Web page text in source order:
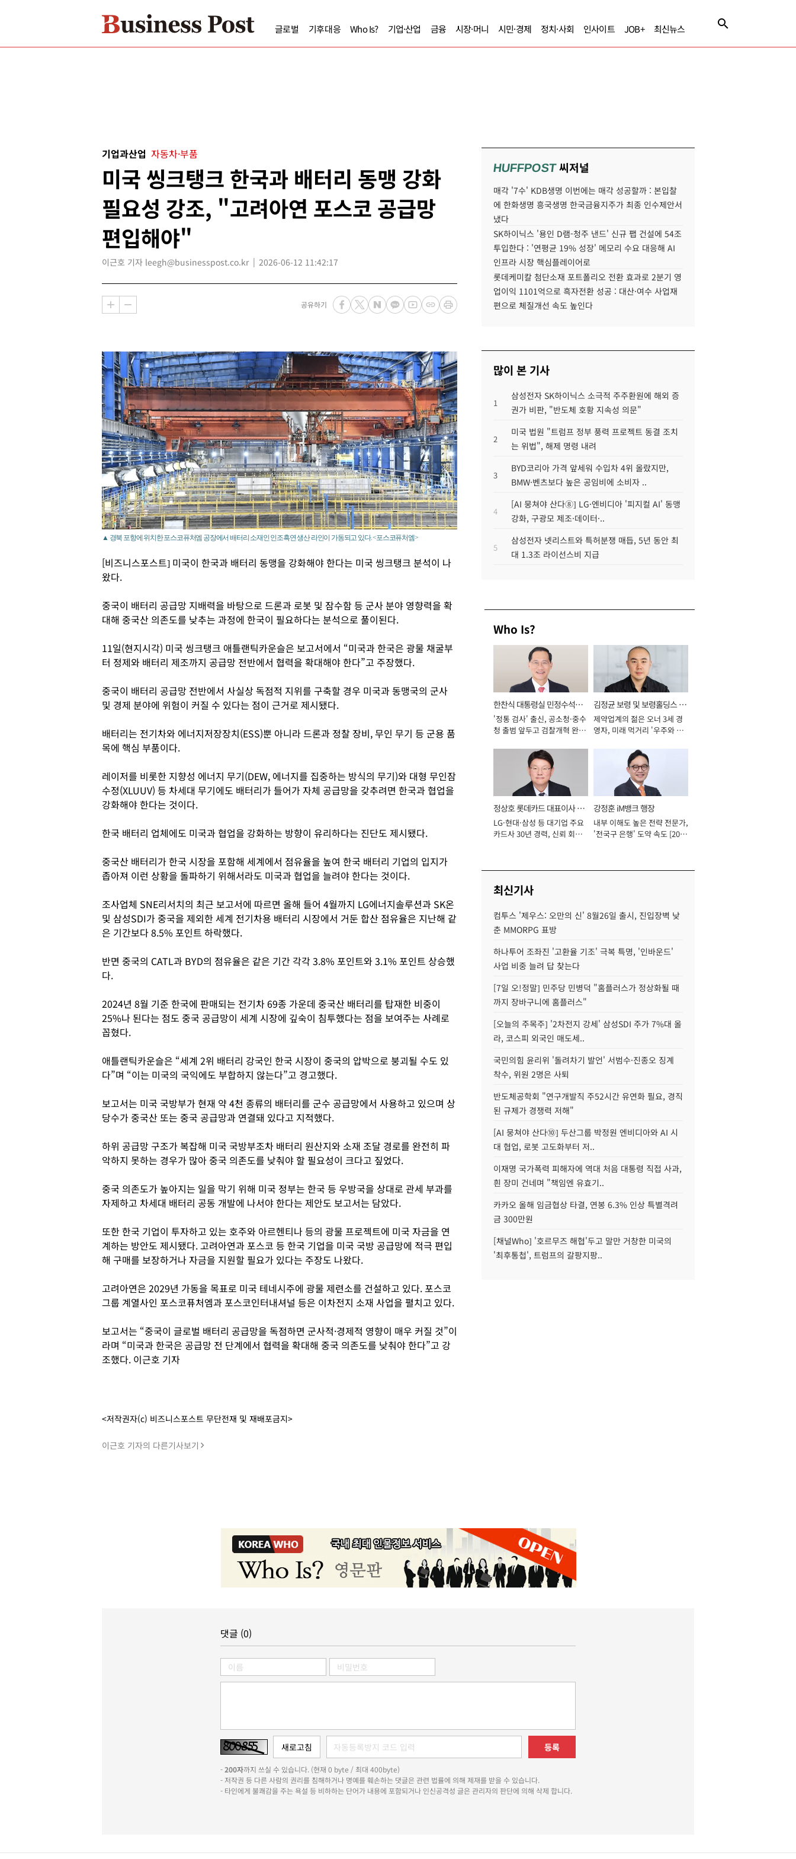
글로벌 기후대응 Who Is? 기업·산업 금융 시장·머니 시민·경제 정치·사회 인사이트 JOB+ 최신뉴스
기업과산업 자동차·부품
미국 씽크탱크 한국과 배터리 동맹 강화
필요성 강조, "고려아연 포스코 공급망
편입해야"
이근호 기자 leegh@businesspost.co.kr 2026-06-12 11:42:17
공유하기
▲ 경북 포항에 위치한 포스코퓨처엠 공장에서 배터리 소재인 인조흑연 생산 라인이 가동되고 있다. <포스코퓨처엠>
[비즈니스포스트] 미국이 한국과 배터리 동맹을 강화해야 한다는 미국 씽크탱크 분석이 나
왔다.
중국이 배터리 공급망 지배력을 바탕으로 드론과 로봇 및 잠수함 등 군사 분야 영향력을 확
대해 중국산 의존도를 낮추는 과정에 한국이 필요하다는 분석으로 풀이된다.
11일(현지시각) 미국 씽크탱크 애틀랜틱카운슬은 보고서에서 “미국과 한국은 광물 채굴부
터 정제와 배터리 제조까지 공급망 전반에서 협력을 확대해야 한다”고 주장했다.
중국이 배터리 공급망 전반에서 사실상 독점적 지위를 구축할 경우 미국과 동맹국의 군사
및 경제 분야에 위험이 커질 수 있다는 점이 근거로 제시됐다.
배터리는 전기차와 에너지저장장치(ESS)뿐 아니라 드론과 정찰 장비, 무인 무기 등 군용 품
목에 핵심 부품이다.
레이저를 비롯한 지향성 에너지 무기(DEW, 에너지를 집중하는 방식의 무기)와 대형 무인잠
수정(XLUUV) 등 차세대 무기에도 배터리가 들어가 자체 공급망을 갖추려면 한국과 협업을
강화해야 한다는 것이다.
한국 배터리 업체에도 미국과 협업을 강화하는 방향이 유리하다는 진단도 제시됐다.
중국산 배터리가 한국 시장을 포함해 세계에서 점유율을 높여 한국 배터리 기업의 입지가
좁아져 이런 상황을 돌파하기 위해서라도 미국과 협업을 늘려야 한다는 것이다.
조사업체 SNE리서치의 최근 보고서에 따르면 올해 들어 4월까지 LG에너지솔루션과 SK온
및 삼성SDI가 중국을 제외한 세계 전기차용 배터리 시장에서 거둔 합산 점유율은 지난해 같
은 기간보다 8.5% 포인트 하락했다.
반면 중국의 CATL과 BYD의 점유율은 같은 기간 각각 3.8% 포인트와 3.1% 포인트 상승했
다.
2024년 8월 기준 한국에 판매되는 전기차 69종 가운데 중국산 배터리를 탑재한 비중이
25%나 된다는 점도 중국 공급망이 세계 시장에 깊숙이 침투했다는 점을 보여주는 사례로
꼽혔다.
애틀랜틱카운슬은 “세계 2위 배터리 강국인 한국 시장이 중국의 압박으로 붕괴될 수도 있
다”며 “이는 미국의 국익에도 부합하지 않는다”고 경고했다.
보고서는 미국 국방부가 현재 약 4천 종류의 배터리를 군수 공급망에서 사용하고 있으며 상
당수가 중국산 또는 중국 공급망과 연결돼 있다고 지적했다.
하위 공급망 구조가 복잡해 미국 국방부조차 배터리 원산지와 소재 조달 경로를 완전히 파
악하지 못하는 경우가 많아 중국 의존도를 낮춰야 할 필요성이 크다고 짚었다.
중국 의존도가 높아지는 일을 막기 위해 미국 정부는 한국 등 우방국을 상대로 관세 부과를
자제하고 차세대 배터리 공동 개발에 나서야 한다는 제안도 보고서는 담았다.
또한 한국 기업이 투자하고 있는 호주와 아르헨티나 등의 광물 프로젝트에 미국 자금을 연
계하는 방안도 제시됐다. 고려아연과 포스코 등 한국 기업을 미국 국방 공급망에 적극 편입
해 구매를 보장하거나 자금을 지원할 필요가 있다는 주장도 나왔다.
고려아연은 2029년 가동을 목표로 미국 테네시주에 광물 제련소를 건설하고 있다. 포스코
그룹 계열사인 포스코퓨처엠과 포스코인터내셔널 등은 이차전지 소재 사업을 펼치고 있다.
보고서는 “중국이 글로벌 배터리 공급망을 독점하면 군사적·경제적 영향이 매우 커질 것”이
라며 “미국과 한국은 공급망 전 단계에서 협력을 확대해 중국 의존도를 낮춰야 한다”고 강
조했다. 이근호 기자
<저작권자(c) 비즈니스포스트 무단전재 및 재배포금지>
이근호 기자의 다른기사보기
HUFFPOST씨저널
매각 '7수' KDB생명 이번에는 매각 성공할까 : 본입찰
에 한화생명 흥국생명 한국금융지주가 최종 인수제안서
냈다
SK하이닉스 '용인 D램-청주 낸드' 신규 팹 건설에 54조
투입한다 : '연평균 19% 성장' 메모리 수요 대응해 AI
인프라 시장 핵심플레이어로
롯데케미칼 첨단소재 포트폴리오 전환 효과로 2분기 영
업이익 1101억으로 흑자전환 성공 : 대산·여수 사업재
편으로 체질개선 속도 높인다
많이 본 기사
1
삼성전자 SK하이닉스 소극적 주주환원에 해외 증
권가 비판, "반도체 호황 지속성 의문"
2
미국 법원 "트럼프 정부 풍력 프로젝트 동결 조치
는 위법", 해제 명령 내려
3
BYD코리아 가격 앞세워 수입차 4위 올랐지만,
BMW·벤츠보다 높은 공임비에 소비자 ..
4
[AI 뭉쳐야 산다⑧] LG·엔비디아 '피지컬 AI' 동맹
강화, 구광모 제조·데이터·..
5
삼성전자 넷리스트와 특허분쟁 매듭, 5년 동안 최
대 1.3조 라이선스비 지급
Who Is?
한찬식 대통령실 민정수석비
서관
'정통 검사' 출신, 공소청·중수
청 출범 앞두고 검찰개혁 완수
김정균 보령 및 보령홀딩스 대
표이사 사장
제약업계의 젊은 오너 3세 경
영자, 미래 먹거리 '우주와 헬
정상호 롯데카드 대표이사 사
장
LG·현대·삼성 등 대기업 주요
카드사 30년 경력, 신뢰 회복
강정훈 iM뱅크 행장
내부 이해도 높은 전략 전문가,
'전국구 은행' 도약 속도 [2026
최신기사
컴투스 '제우스: 오만의 신' 8월26일 출시, 진입장벽 낮
춘 MMORPG 표방
하나투어 조좌진 '고환율 기조' 극복 특명, '인바운드'
사업 비중 늘려 답 찾는다
[7일 오!정말] 민주당 민병덕 "홈플러스가 정상화될 때
까지 장바구니에 홈플러스"
[오늘의 주목주] '2차전지 강세' 삼성SDI 주가 7%대 올
라, 코스피 외국인 매도세..
국민의힘 윤리위 '돌려차기 발언' 서범수·진종오 징계
착수, 위원 2명은 사퇴
반도체공학회 "연구개발직 주52시간 유연화 필요, 경직
된 규제가 경쟁력 저해"
[AI 뭉쳐야 산다⑩] 두산그룹 박정원 엔비디아와 AI 시
대 협업, 로봇 고도화부터 저..
이재명 국가폭력 피해자에 역대 처음 대통령 직접 사과,
흰 장미 건네며 "책임엔 유효기..
카카오 올해 임금협상 타결, 연봉 6.3% 인상 특별격려
금 300만원
[채널Who] '호르무즈 해협'두고 말만 거창한 미국의
'최후통첩', 트럼프의 갈팡지팡..
댓글 (0)
등록
-200자까지 쓰실 수 있습니다. (현재 0 byte / 최대 400byte)
- 저작권 등 다른 사람의 권리를 침해하거나 명예를 훼손하는 댓글은 관련 법률에 의해 제재를 받을 수 있습니다.
- 타인에게 불쾌감을 주는 욕설 등 비하하는 단어가 내용에 포함되거나 인신공격성 글은 관리자의 판단에 의해 삭제 합니다.